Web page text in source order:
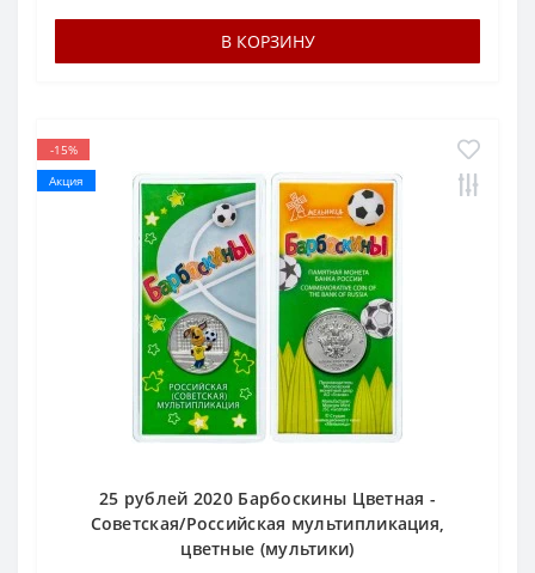
В КОРЗИНУ
-15%
Акция
25 рублей 2020 Барбоскины Цветная -
Советская/Российская мультипликация,
цветные (мультики)